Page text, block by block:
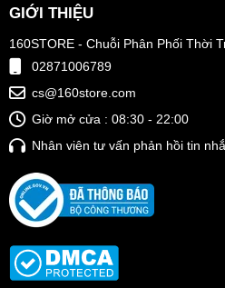
GIỚI THIỆU
160STORE - Chuỗi Phân Phối Thời
02871006789
cs@160store.com
Giờ mở cửa : 08:30 - 22:00
Nhân viên tư vấn phản hồi tin